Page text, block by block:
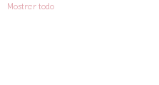
Mostrar todo